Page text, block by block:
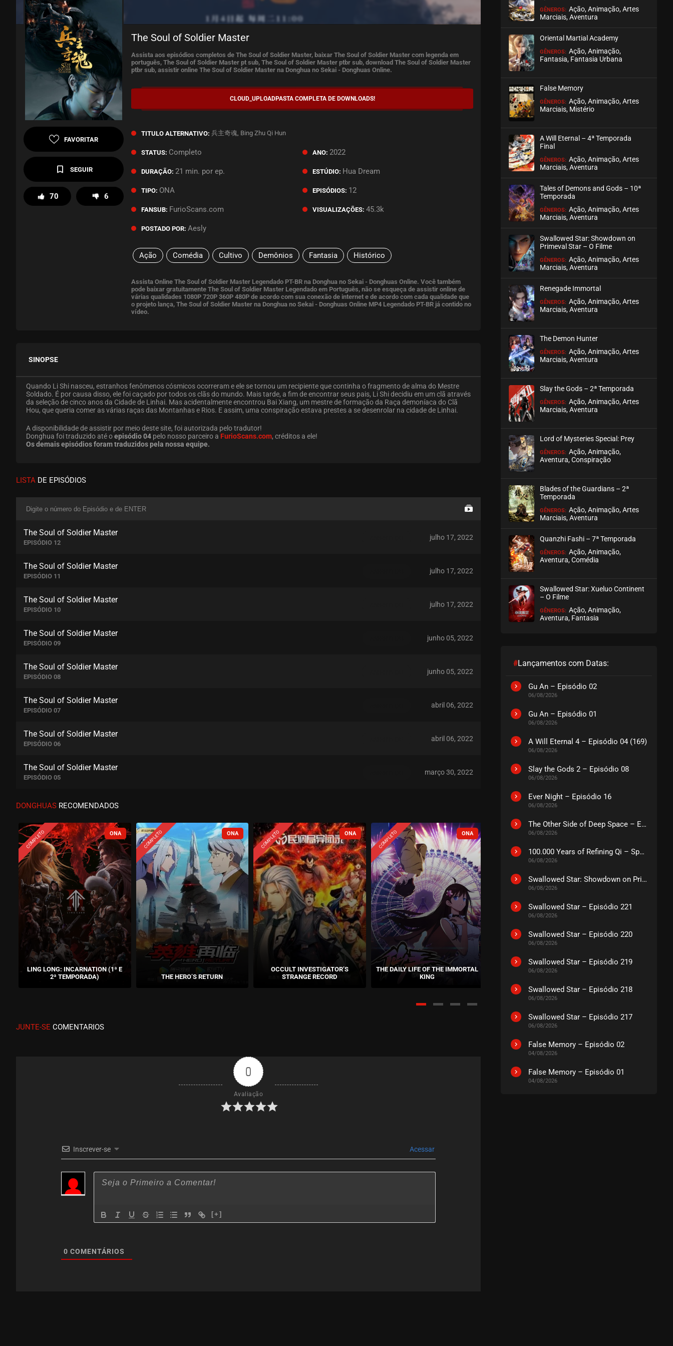
FAVORITAR
SEGUIR
70 6
The Soul of Soldier Master
Assista aos episódios completos de The Soul of Soldier Master, baixar The Soul of Soldier Master com legenda em
português, The Soul of Soldier Master pt sub, The Soul of Soldier Master ptbr sub, download The Soul of Soldier Master
ptbr sub, assistir online The Soul of Soldier Master na Donghua no Sekai - Donghuas Online.
CLOUD_UPLOADPASTA COMPLETA DE DOWNLOADS!
TITULO ALTERNATIVO: 兵主奇魂, Bing Zhu Qi Hun
STATUS: Completo ANO: 2022
DURAÇÃO: 21 min. por ep. ESTÚDIO: Hua Dream
TIPO: ONA EPISÓDIOS: 12
FANSUB: FurioScans.com VISUALIZAÇÕES: 45.3k
POSTADO POR: Aesly
Ação Comédia Cultivo Demônios Fantasia Histórico
Assista Online The Soul of Soldier Master Legendado PT-BR na Donghua no Sekai - Donghuas Online. Você também
pode baixar gratuitamente The Soul of Soldier Master Legendado em Português, não se esqueça de assistir online de
várias qualidades 1080P 720P 360P 480P de acordo com sua conexão de internet e de acordo com cada qualidade que
o projeto lança, The Soul of Soldier Master na Donghua no Sekai - Donghuas Online MP4 Legendado PT-BR já contido no
vídeo.
SINOPSE
Quando Li Shi nasceu, estranhos fenômenos cósmicos ocorreram e ele se tornou um recipiente que continha o fragmento de alma do Mestre
Soldado. É por causa disso, ele foi caçado por todos os clãs do mundo. Mais tarde, a fim de encontrar seus pais, Li Shi decidiu em um clã através
da seleção de cinco anos da Cidade de Linhai. Mas acidentalmente encontrou Bai Xiang, um mestre de formação da Raça demoníaca do Clã
Hou, que queria comer as várias raças das Montanhas e Rios. E assim, uma conspiração estava prestes a se desenrolar na cidade de Linhai.
A disponibilidade de assistir por meio deste site, foi autorizada pelo tradutor!
Donghua foi traduzido até oepisódio 04 pelo nosso parceiro a FurioScans.com, créditos a ele!
Os demais episódios foram traduzidos pela nossa equipe.
LISTA DE EPISÓDIOS
The Soul of Soldier Master
EPISÓDIO 12
julho 17, 2022
The Soul of Soldier Master
EPISÓDIO 11
julho 17, 2022
The Soul of Soldier Master
EPISÓDIO 10
julho 17, 2022
The Soul of Soldier Master
EPISÓDIO 09
junho 05, 2022
The Soul of Soldier Master
EPISÓDIO 08
junho 05, 2022
The Soul of Soldier Master
EPISÓDIO 07
abril 06, 2022
The Soul of Soldier Master
EPISÓDIO 06
abril 06, 2022
The Soul of Soldier Master
EPISÓDIO 05
março 30, 2022
The Soul of Soldier Master
ASSISTIDO
The Soul of Soldier Master
EPISÓDIO 03
janeiro 31, 2022
ASSISTIDO
The Soul of Soldier Master
EPISÓDIO 02
janeiro 23, 2022
ASSISTIDO
The Soul of Soldier Master
EPISÓDIO 01
janeiro 22, 2022
DONGHUAS RECOMENDADOS
COMPLETO
LING LONG: INCARNATION (1ª E
2ª TEMPORADA)
COMPLETO
THE HERO’S RETURN
COMPLETO
OCCULT INVESTIGATOR’S
STRANGE RECORD
COMPLETO
THE DAILY LIFE OF THE IMMORTAL
KING
JUNTE-SE COMENTARIOS
0
Avaliação
Inscrever-se Acessar
[+]
0 COMENTÁRIOS
GÊNEROS: Ação, Animação, Artes
Marciais, Aventura
Oriental Martial Academy
GÊNEROS: Ação, Animação,
Fantasia, Fantasia Urbana
False Memory
GÊNEROS: Ação, Animação, Artes
Marciais, Mistério
A Will Eternal – 4ª Temporada
Final
GÊNEROS: Ação, Animação, Artes
Marciais, Aventura
Tales of Demons and Gods – 10ª
Temporada
GÊNEROS: Ação, Animação, Artes
Marciais, Aventura
Swallowed Star: Showdown on
Primeval Star – O Filme
GÊNEROS: Ação, Animação, Artes
Marciais, Aventura
Renegade Immortal
GÊNEROS: Ação, Animação, Artes
Marciais, Aventura
The Demon Hunter
GÊNEROS: Ação, Animação, Artes
Marciais, Aventura
Slay the Gods – 2ª Temporada
GÊNEROS: Ação, Animação, Artes
Marciais, Aventura
Lord of Mysteries Special: Prey
GÊNEROS: Ação, Animação,
Aventura, Conspiração
Blades of the Guardians – 2ª
Temporada
GÊNEROS: Ação, Animação, Artes
Marciais, Aventura
Quanzhi Fashi – 7ª Temporada
GÊNEROS: Ação, Animação,
Aventura, Comédia
Swallowed Star: Xueluo Continent
– O Filme
GÊNEROS: Ação, Animação,
Aventura, Fantasia
#Lançamentos com Datas:
Gu An – Episódio 02
06/08/2026
Gu An – Episódio 01
06/08/2026
A Will Eternal 4 – Episódio 04 (169)
06/08/2026
Slay the Gods 2 – Episódio 08
06/08/2026
Ever Night – Episódio 16
06/08/2026
The Other Side of Deep Space – Episódio 14
06/08/2026
100.000 Years of Refining Qi – Special
06/08/2026
Swallowed Star: Showdown on Primeval Star – O Filme
06/08/2026
Swallowed Star – Episódio 221
06/08/2026
Swallowed Star – Episódio 220
06/08/2026
Swallowed Star – Episódio 219
06/08/2026
Swallowed Star – Episódio 218
06/08/2026
Swallowed Star – Episódio 217
06/08/2026
False Memory – Episódio 02
04/08/2026
False Memory – Episódio 01
04/08/2026